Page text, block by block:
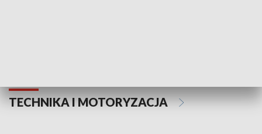
TECHNIKA I MOTORYZACJA